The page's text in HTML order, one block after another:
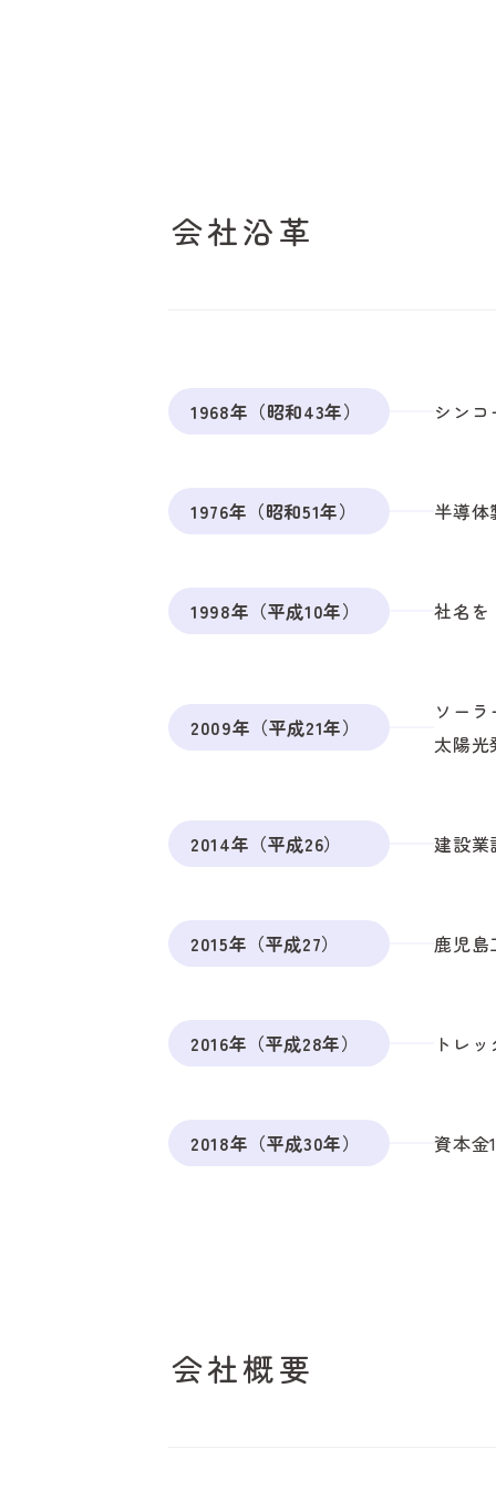
会社沿革
1968年（昭和43年） シン
1976年（昭和51年） 半導体
1998年（平成10年） 社名を
2009年（平成21年）
ソー
太陽
2014年（平成26） 建設業
2015年（平成27） 鹿児島
2016年（平成28年） トレ
2018年（平成30年） 資本金
会社概要